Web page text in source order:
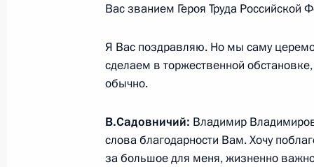
Московская
17 апреля 2024 года, среда
Совещание с членами
Вас званием Героя Труда Российской
Я Вас поздравляю. Но мы саму
сделаем в торжественной
обычно.
В.Садовничий: Владимир
слова благодарности Вам. Хочу
за большое для меня, жизненно